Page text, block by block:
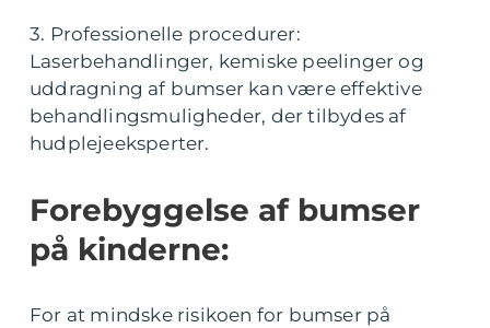
3. Professionelle procedurer:
Laserbehandlinger, kemiske peelinger og
uddragning af bumser kan være effektive
behandlingsmuligheder, der tilbydes af
hudplejeeksperter.
Forebyggelse af bumser
på kinderne:
For at mindske risikoen for bumser på